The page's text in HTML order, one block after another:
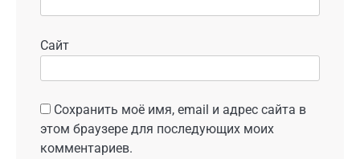
Сайт
Сохранить моё имя, email и адрес сайта в
этом браузере для последующих моих
комментариев.